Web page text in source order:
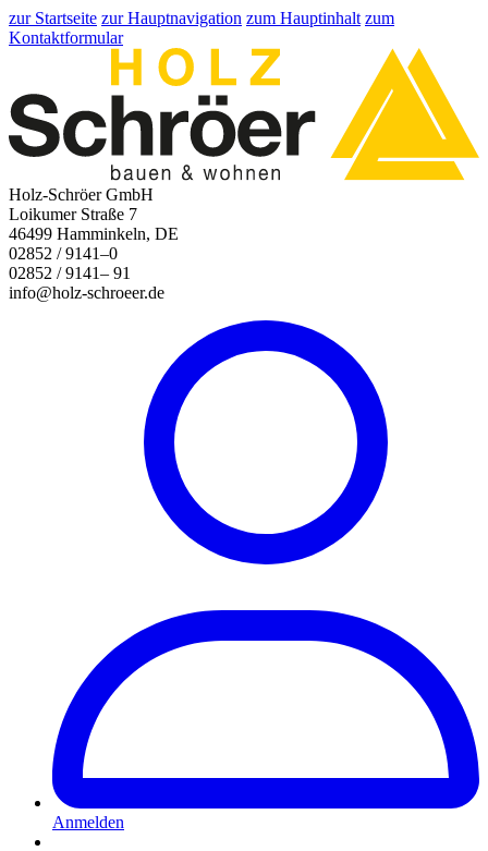
zur Startseite zur Hauptnavigation zum Hauptinhalt zum
Kontaktformular
Holz-Schröer GmbH
Loikumer Straße 7
46499 Hamminkeln, DE
02852 / 9141–0
02852 / 9141– 91
info@holz-schroeer.de
Anmelden